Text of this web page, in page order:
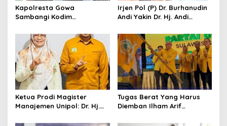
Kapolresta Gowa
Sambangi Kodim
Sinergitas dan Soliditas
TNI-Polri
Irjen Pol (P) Dr. Burhanudin
Andi Yakin Dr. Hj. Andi
Unipol Semakin Unggul
Ketua Prodi Magister
Manajemen Unipol: Dr. Hj.
Bawa Unipol Semakin
Tugas Berat Yang Harus
Diemban Ilham Arif
Kebijakan Diskresi Ketum